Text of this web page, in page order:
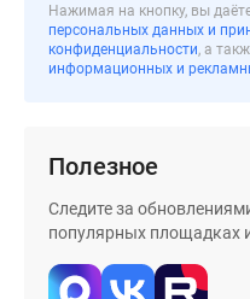
Нажимая на кнопку, вы
персональных данных и
конфиденциальности , а
информационных и
Полезное
Следите за
популярных площадках